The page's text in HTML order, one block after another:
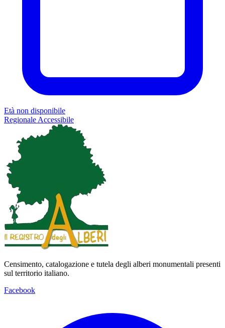
Età non disponibile
Regionale Accessibile
Censimento, catalogazione e tutela degli alberi monumentali presenti
sul territorio italiano.
Facebook